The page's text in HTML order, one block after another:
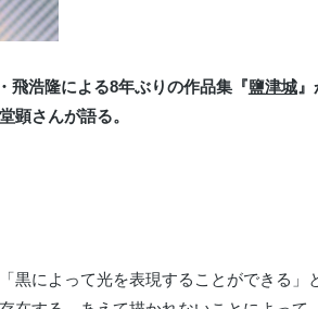
飛浩隆による8年ぶりの作品集『鹽津城』
顕さんが語る。
黒によって光を表現することができる」